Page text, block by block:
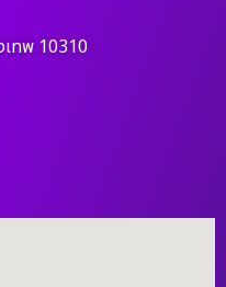
เทพ 10310